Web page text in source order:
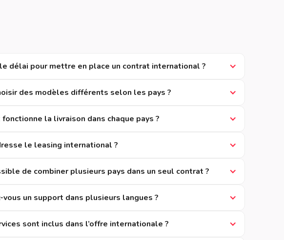
délai pour mettre en place un contrat international ?
des modèles différents selon les pays ?
fonctionne la livraison dans chaque pays ?
le leasing international ?
de combiner plusieurs pays dans un seul contrat ?
vous un support dans plusieurs langues ?
sont inclus dans l’offre internationale ?